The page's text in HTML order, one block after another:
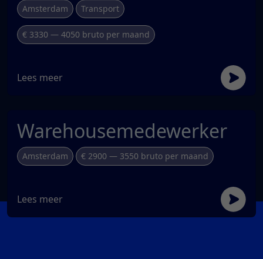
Amsterdam Transport
€ 3330 — 4050 bruto per maand
Lees meer
Warehousemedewerker
Amsterdam € 2900 — 3550 bruto per maand
Lees meer